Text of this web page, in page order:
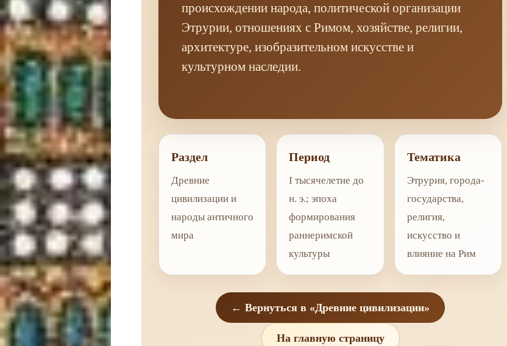
происхождении народа, политической организации
Этрурии, отношениях с Римом, хозяйстве, религии,
архитектуре, изобразительном искусстве и
культурном наследии.
Раздел
Древние
цивилизации и
народы античного
мира
Период
I тысячелетие до
н. э.; эпоха
формирования
раннеримской
культуры
Тематика
Этрурия, города-
государства,
религия,
искусство и
влияние на Рим
← Вернуться в «Древние цивилизации»
На главную страницу